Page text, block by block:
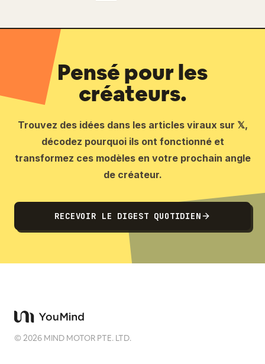
Pensé pour les
créateurs.
Trouvez des idées dans les articles viraux sur 𝕏,
décodez pourquoi ils ont fonctionné et
transformez ces modèles en votre prochain angle
de créateur.
RECEVOIR LE DIGEST QUOTIDIEN
©2026 MIND MOTOR PTE. LTD.